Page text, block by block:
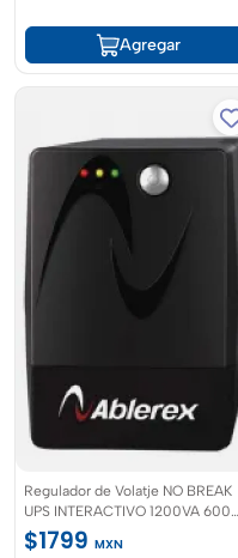
Agregar
Regulador de Volatje NO BREAK
UPS INTERACTIVO 1200VA 600W
Ablerex
$1799 MXN